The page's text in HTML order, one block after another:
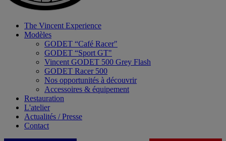
The Vincent Experience
Modèles
GODET “Café Racer"
GODET “Sport GT"
Vincent GODET 500 Grey Flash
GODET Racer 500
Nos opportunités à découvrir
Accessoires & équipement
Restauration
L'atelier
Actualités / Presse
Contact